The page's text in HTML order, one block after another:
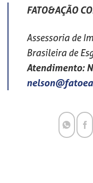
FATO&AÇÃO
Assessoria de
Brasileira de
Atendimento: